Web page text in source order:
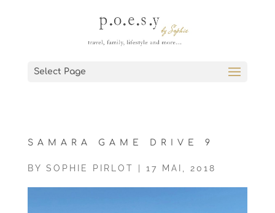
Select Page
SAMARA GAME DRIVE 9
BY SOPHIE PIRLOT 17 MAI, 2018